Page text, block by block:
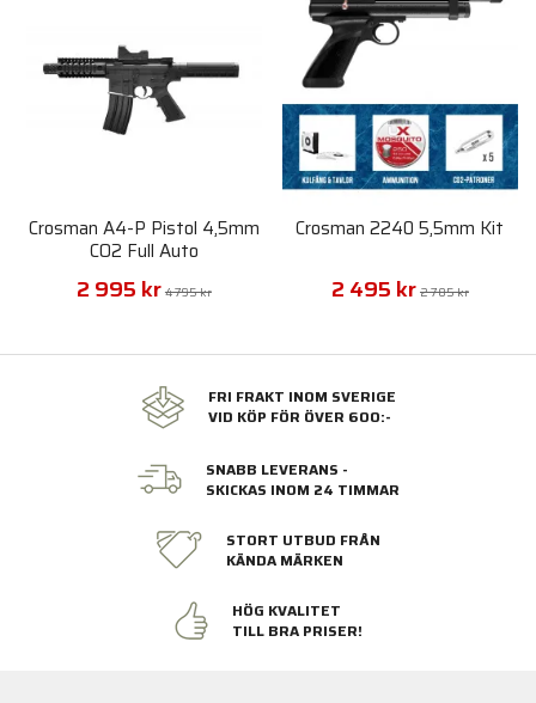
Crosman A4-P Pistol 4,5mm
CO2 Full Auto
2 995 kr 4 795 kr
Crosman 2240 5,5mm Kit
2 495 kr 2 785 kr
FRI FRAKT INOM SVERIGE
VID KÖP FÖR ÖVER 600:-
SNABB LEVERANS -
SKICKAS INOM 24 TIMMAR
STORT UTBUD FRÅN
KÄNDA MÄRKEN
HÖG KVALITET
TILL BRA PRISER!